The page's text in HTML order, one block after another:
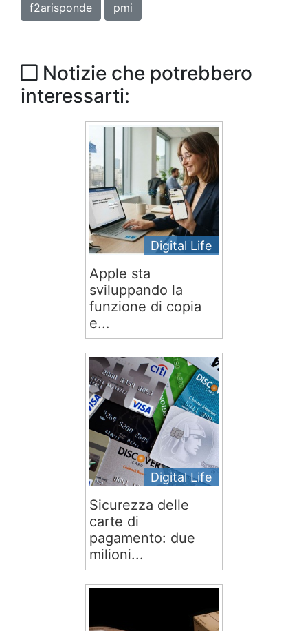
f2arisponde pmi
Notizie che potrebbero
interessarti:
Digital Life
Apple sta
sviluppando la
funzione di copia
e...
Digital Life
Sicurezza delle
carte di
pagamento: due
milioni...